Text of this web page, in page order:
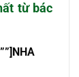
từ bác